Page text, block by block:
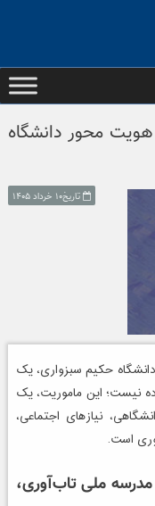
محور دانشگاه
تاریخ۱۰ خرداد ۱۴۰۵
حکیم سبزواری، یک
نیست؛ این ماموریت، یک
نیازهای اجتماعی،
است.
ملی تاب‌آوری،